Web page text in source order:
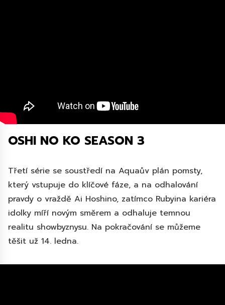
OSHI NO KO SEASON 3
Třetí série se soustředí na Aquaův plán pomsty,
který vstupuje do klíčové fáze, a na odhalování
pravdy o vraždě Ai Hoshino, zatímco Rubyina kariéra
idolky míří novým směrem a odhaluje temnou
realitu showbyznysu. Na pokračování se můžeme
těšit už 14. ledna.